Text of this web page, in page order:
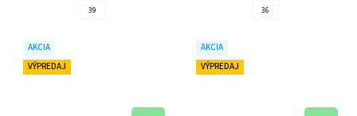
39 36
AKCIA
VÝPREDAJ
AKCIA
VÝPREDAJ